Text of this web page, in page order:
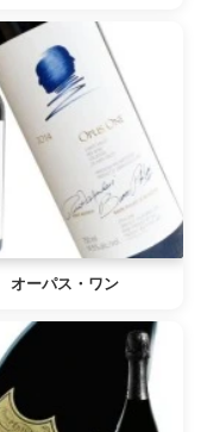
オーパス・ワン